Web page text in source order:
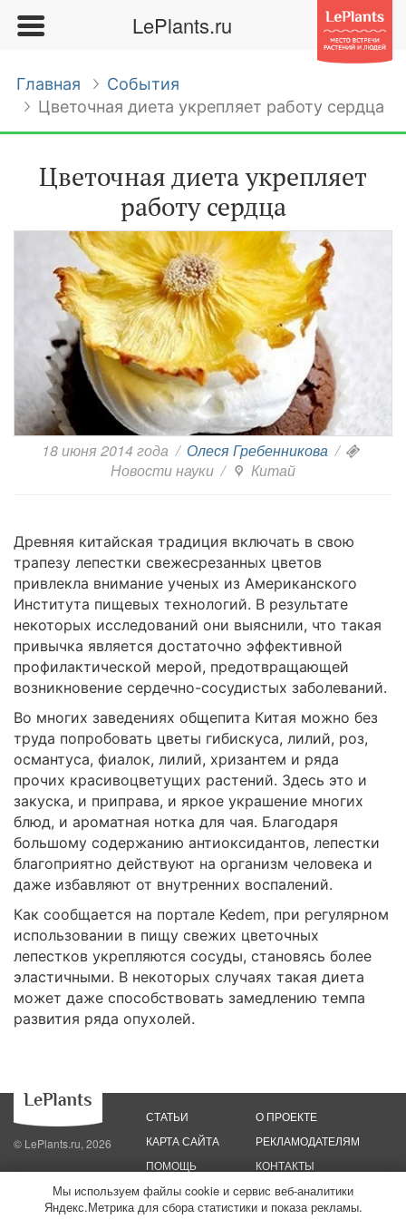
LePlants.ru
Главная
События
Цветочная диета укрепляет работу сердца
Цветочная диета укрепляет
работу сердца
18 июня 2014 года / Олеся Гребенникова /
Новости науки / Китай
Древняя китайская традиция включать в свою
трапезу лепестки свежесрезанных цветов
привлекла внимание ученых из Американского
Института пищевых технологий. В результате
некоторых исследований они выяснили, что такая
привычка является достаточно эффективной
профилактической мерой, предотвращающей
возникновение сердечно-сосудистых заболеваний.
Во многих заведениях общепита Китая можно без
труда попробовать цветы гибискуса, лилий, роз,
османтуса, фиалок, лилий, хризантем и ряда
прочих красивоцветущих растений. Здесь это и
закуска, и приправа, и яркое украшение многих
блюд, и ароматная нотка для чая. Благодаря
большому содержанию антиоксидантов, лепестки
благоприятно действуют на организм человека и
даже избавляют от внутренних воспалений.
Как сообщается на портале Kedem, при регулярном
использовании в пищу свежих цветочных
лепестков укрепляются сосуды, становясь более
эластичными. В некоторых случаях такая диета
может даже способствовать замедлению темпа
развития ряда опухолей.
© LePlants.ru, 2026
СТАТЬИ
КАРТА САЙТА
ПОМОЩЬ
О ПРОЕКТЕ
РЕКЛАМОДАТЕЛЯМ
КОНТАКТЫ
Политика конфиденциальности
Политика использования файлов cookie
Мы используем файлы cookie и сервис веб-аналитики
Яндекс.Метрика для сбора статистики и показа рекламы.